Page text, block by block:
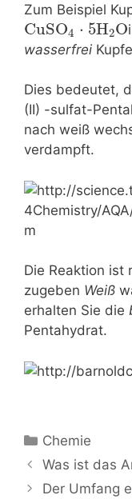
Zum Beispiel
CuSO4 ⋅ 5H2O
wasserfrei
Dies bedeutet,
(II) -sulfat-
nach weiß
verdampft.
Die Reaktion ist
zugeben Weiß
erhalten Sie die
Pentahydrat.
Kategorien
Chemie
Beitrags-
Navigation
Was ist das
Der Umfang